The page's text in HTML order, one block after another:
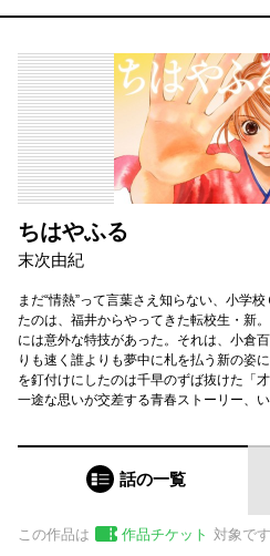
ちはやふる
末次由紀
まだ“情熱”って言葉さえ知らない、小学
たのは、福井からやってきた転校生・新
には意外な特技があった。それは、小倉
りも速く誰よりも夢中に札を払う新の姿
を釘付けにしたのは千早のずば抜けた
一途な思いが交差する青春ストーリー、
話の一覧
この作品は 作品チケット 対象で